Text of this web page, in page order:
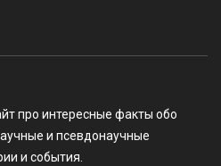
про интересные факты обо
и псевдонаучные
и события.